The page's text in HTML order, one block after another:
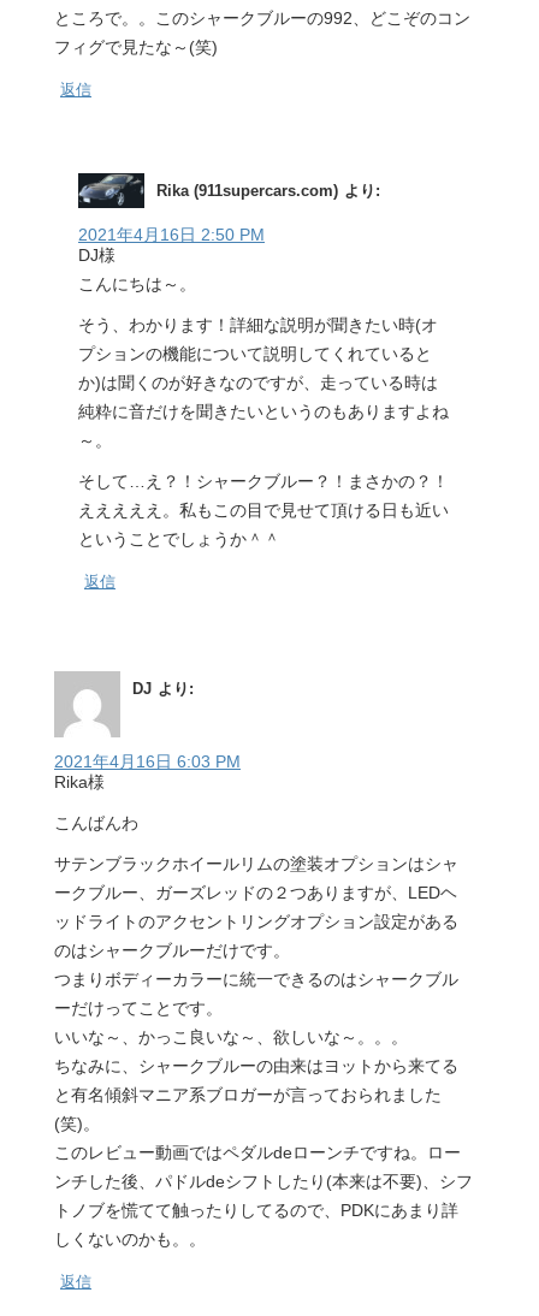
ところで。。このシャークブルーの992、どこぞのコン
フィグで見たな～(笑)
返信
Rika (911supercars.com) より:
2021年4月16日 2:50 PM
DJ様
こんにちは～。
そう、わかります！詳細な説明が聞きたい時(オ
プションの機能について説明してくれていると
か)は聞くのが好きなのですが、走っている時は
純粋に音だけを聞きたいというのもありますよね
～。
そして…え？！シャークブルー？！まさかの？！
えええええ。私もこの目で見せて頂ける日も近い
ということでしょうか＾＾
返信
DJ より:
2021年4月16日 6:03 PM
Rika様
こんばんわ
サテンブラックホイールリムの塗装オプションはシャ
ークブルー、ガーズレッドの２つありますが、LEDヘ
ッドライトのアクセントリングオプション設定がある
のはシャークブルーだけです。
つまりボディーカラーに統一できるのはシャークブル
ーだけってことです。
いいな～、かっこ良いな～、欲しいな～。。。
ちなみに、シャークブルーの由来はヨットから来てる
と有名傾斜マニア系ブロガーが言っておられました
(笑)。
このレビュー動画ではペダルdeローンチですね。ロー
ンチした後、パドルdeシフトしたり(本来は不要)、シフ
トノブを慌てて触ったりしてるので、PDKにあまり詳
しくないのかも。。
返信